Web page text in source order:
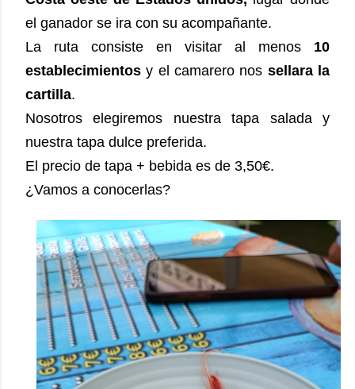
el ganador se ira con su acompañante.
La ruta consiste en visitar al menos 10
establecimientos y el camarero nos sellara la
cartilla.
Nosotros elegiremos nuestra tapa salada y
nuestra tapa dulce preferida.
El precio de tapa + bebida es de 3,50€.
¿Vamos a conocerlas?